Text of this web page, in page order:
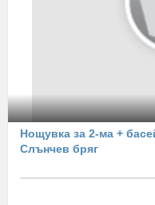
Нощувка за 2-ма +
Слънчев бряг